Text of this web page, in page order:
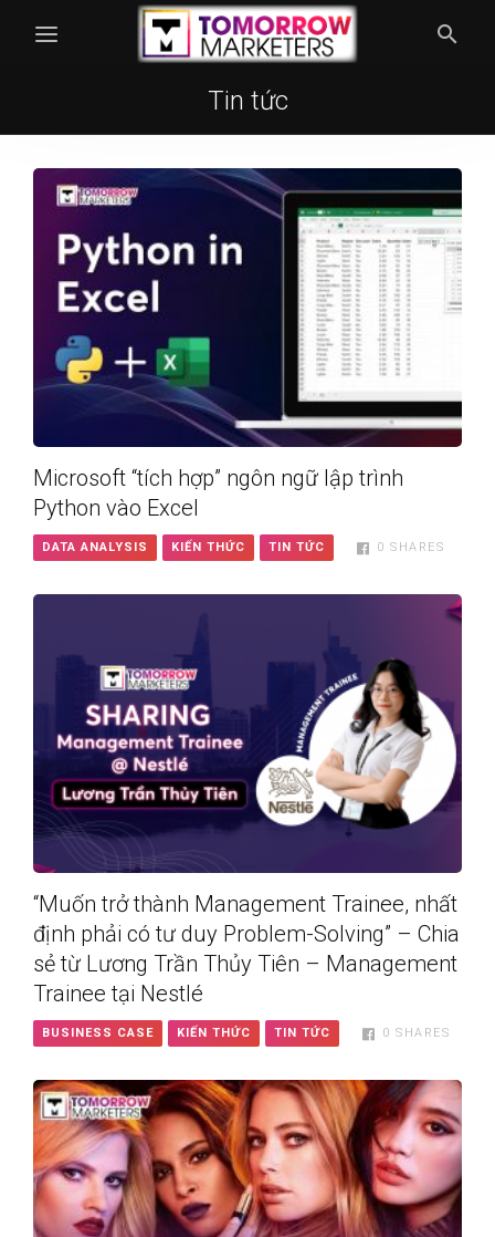
Tin tức
Microsoft “tích hợp” ngôn ngữ lập trình
Python vào Excel
DATA ANALYSIS KIẾN THỨC TIN TỨC 0 SHARES
“Muốn trở thành Management Trainee, nhất
định phải có tư duy Problem-Solving” – Chia
sẻ từ Lương Trần Thủy Tiên – Management
Trainee tại Nestlé
BUSINESS CASE KIẾN THỨC TIN TỨC 0 SHARES